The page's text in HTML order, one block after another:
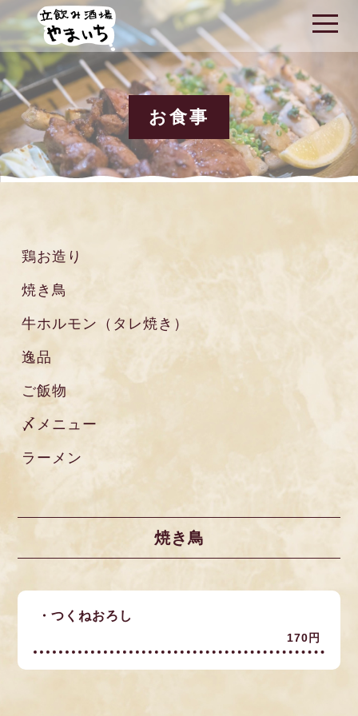
t
o
g
n
a
v
i
g
a
t
i
お食事
鶏お造り
焼き鳥
牛ホルモン（タレ焼き）
逸品
ご飯物
〆メニュー
ラーメン
焼き鳥
・つくねおろし
170円